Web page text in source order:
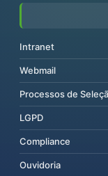
Intranet
Webmail
Processos de
LGPD
Compliance
Ouvidoria